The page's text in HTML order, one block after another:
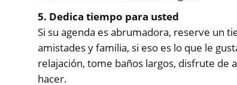
5. Dedica tiempo para usted
Si su agenda es abrumadora, reserve un
amistades y familia, si eso es lo que le
relajación, tome baños largos, disfrute de
hacer.